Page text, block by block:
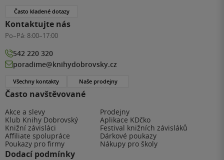
Často navštěvované
Akce a slevy
Prodejny
Klub Knihy Dobrovský
Aplikace KDčko
Knižní závisláci
Festival knižních závisláků
Affiliate spolupráce
Dárkové poukazy
Poukazy pro firmy
Nákupy pro školy
Dodací podmínky
Často kladené dotazy
Kontaktujte nás
Po–Pá: 8:00–17:00
542 220 320
poradime@knihydobrovsky.cz
Všechny kontakty Naše prodejny